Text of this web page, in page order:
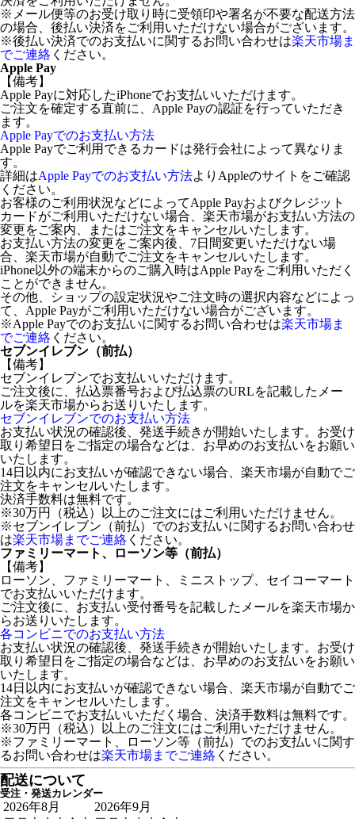
※メール便等のお受け取り時に受領印や署名が不要な配送方法
の場合、後払い決済をご利用いただけない場合がございます。
※後払い決済でのお支払いに関するお問い合わせは楽天市場ま
でご連絡 ください。
Apple Pay
【備考】
Apple Payに対応したiPhoneでお支払いいただけます。
ご注文を確定する直前に、Apple Payの認証を行っていただき
ます。
Apple Payでのお支払い方法
Apple Payでご利用できるカードは発行会社によって異なりま
す。
詳細はApple Payでのお支払い方法よりAppleのサイトをご確認
ください。
お客様のご利用状況などによってApple Payおよびクレジット
カードがご利用いただけない場合、楽天市場がお支払い方法の
変更をご案内、またはご注文をキャンセルいたします。
お支払い方法の変更をご案内後、7日間変更いただけない場
合、楽天市場が自動でご注文をキャンセルいたします。
iPhone以外の端末からのご購入時はApple Payをご利用いただく
ことができません。
その他、ショップの設定状況やご注文時の選択内容などによっ
て、Apple Payがご利用いただけない場合がございます。
※Apple Payでのお支払いに関するお問い合わせは楽天市場ま
でご連絡 ください。
セブンイレブン（前払）
【備考】
セブンイレブンでお支払いいただけます。
ご注文後に、払込票番号および払込票のURLを記載したメー
ルを楽天市場からお送りいたします。
セブンイレブンでのお支払い方法
お支払い状況の確認後、発送手続きが開始いたします。お受け
取り希望日をご指定の場合などは、お早めのお支払いをお願い
いたします。
14日以内にお支払いが確認できない場合、楽天市場が自動でご
注文をキャンセルいたします。
決済手数料は無料です。
※30万円（税込）以上のご注文にはご利用いただけません。
※セブンイレブン（前払）でのお支払いに関するお問い合わせ
は楽天市場までご連絡 ください。
ファミリーマート、ローソン等（前払）
【備考】
ローソン、ファミリーマート、ミニストップ、セイコーマート
でお支払いいただけます。
ご注文後に、お支払い受付番号を記載したメールを楽天市場か
らお送りいたします。
各コンビニでのお支払い方法
お支払い状況の確認後、発送手続きが開始いたします。お受け
取り希望日をご指定の場合などは、お早めのお支払いをお願い
いたします。
14日以内にお支払いが確認できない場合、楽天市場が自動でご
注文をキャンセルいたします。
各コンビニでお支払いいただく場合、決済手数料は無料です。
※30万円（税込）以上のご注文にはご利用いただけません。
※ファミリーマート、ローソン等（前払）でのお支払いに関す
るお問い合わせは楽天市場までご連絡 ください。
配送について
受注・発送カレンダー
2026年8月
2026年9月